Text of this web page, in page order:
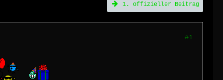
1. offizieller Beitrag
#1